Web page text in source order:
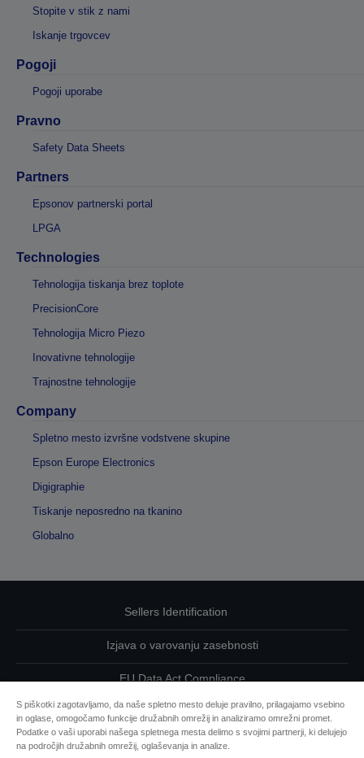
Stopite v stik z nami
Iskanje trgovcev
Pogoji
Pogoji uporabe
Pravno
Safety Data Sheets
Partners
Epsonov partnerski portal
LPGA
Technologies
Tehnologija tiskanja brez toplote
PrecisionCore
Tehnologija Micro Piezo
Inovativne tehnologije
Trajnostne tehnologije
Company
Spletno mesto izvršne vodstvene skupine
Epson Europe Electronics
Digigraphie
Tiskanje neposredno na tkanino
Globalno
Sellers Identification
Izjava o varovanju zasebnosti
EU Data Act Compliance
Kontaktirajte nas glede svojih podatkov
Informacije o piškotkih
S piškotki zagotavljamo, da naše spletno mesto deluje pravilno, prilagajamo vsebino
in oglase, omogočamo funkcije družabnih omrežij in analiziramo omrežni promet.
Podatke o vaši uporabi našega spletnega mesta delimo s svojimi partnerji, ki delujejo
na področjih družabnih omrežij, oglaševanja in analize.